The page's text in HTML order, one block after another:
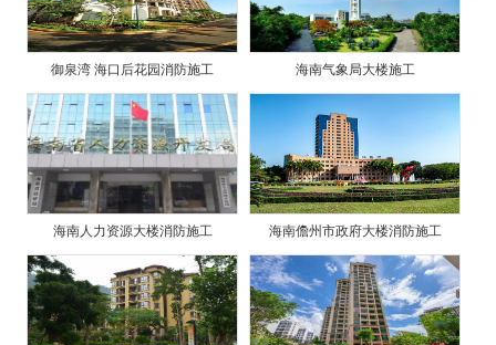
御泉湾 海口后花园消防施工 海南气象局大楼施工
海南人力资源大楼消防施工 海南儋州市政府大楼消防施工